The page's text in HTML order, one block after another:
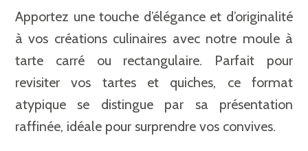
Apportez une touche d’élégance et d’originalité
à vos créations culinaires avec notre moule à
tarte carré ou rectangulaire. Parfait pour
revisiter vos tartes et quiches, ce format
atypique se distingue par sa présentation
raffinée, idéale pour surprendre vos convives.